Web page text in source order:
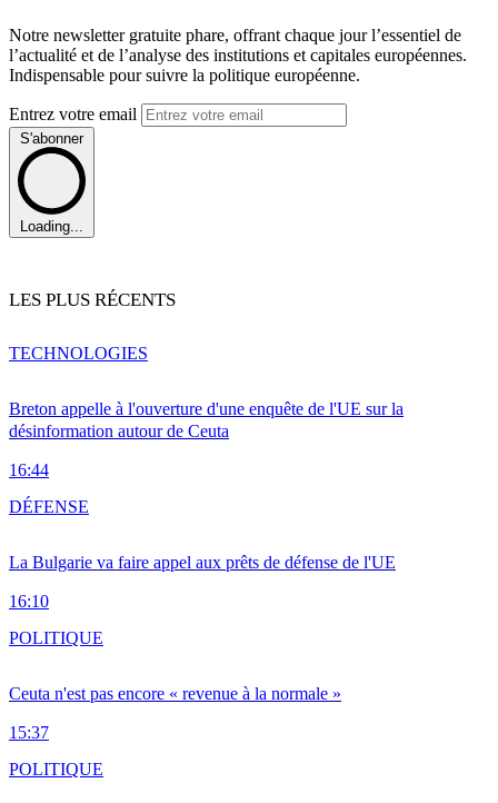
Notre newsletter gratuite phare, offrant chaque jour l’essentiel de
l’actualité et de l’analyse des institutions et capitales européennes.
Indispensable pour suivre la politique européenne.
Entrez votre email
S'abonner
Loading...
LES PLUS RÉCENTS
Breton appelle à l'ouverture d'une enquête de l'UE sur la
désinformation autour de Ceuta
16:44
TECHNOLOGIES
La Bulgarie va faire appel aux prêts de défense de l'UE
16:10
DÉFENSE
Ceuta n'est pas encore « revenue à la normale »
15:37
POLITIQUE
POLITIQUE